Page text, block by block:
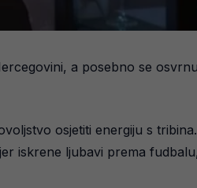
a posebno se
osjetiti energiju s
iskrene ljubavi prema